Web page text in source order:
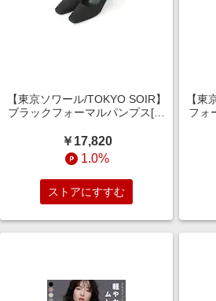
【東京ソワール/TOKYO SOIR】
ブラックフォーマルパンプス[日
￥17,820
1.0%
ストアにすすむ
【東
フォ